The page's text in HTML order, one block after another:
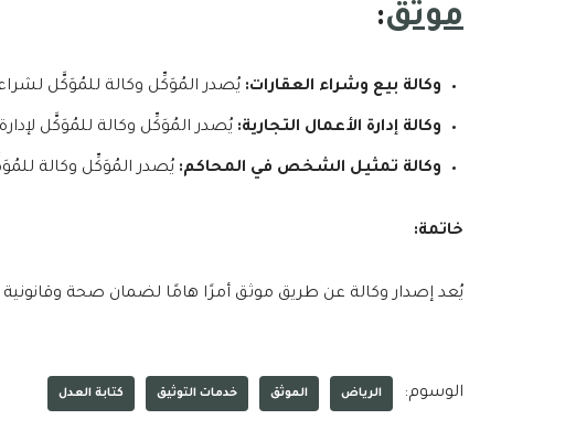
موثق:
وكالة بيع وشراء العقارات: يُصدر المُوَكِّل وكالة للمُوَكَّل
وكالة إدارة الأعمال التجارية: يُصدر المُوَكِّل وكالة للمُوَكَّل لإدارة
وكالة تمثيل الشخص في المحاكم: يُصدر المُوَكِّل وكالة
خاتمة:
يُعد إصدار وكالة عن طريق موثق أمرًا هامًا لضمان صحة وقانونية
الوسوم: الرياض الموثق خدمات التوثيق كتابة العدل